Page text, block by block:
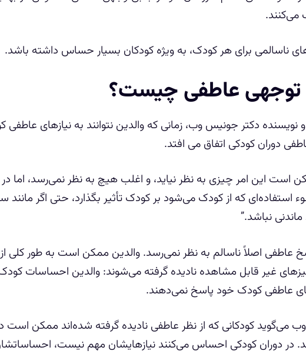
می‌کنند.
ناسالمی برای هر کودک، به ویژه کودکان بسیار حساس داشته باشد.
توجهی عاطفی چیست؟
نویسنده دکتر جونیس وب، زمانی که والدین نتوانند به نیازهای
دوران کودکی اتفاق می افتد.
این امر چیزی به نظر نیاید، و اغلب هیچ به نظر نمی‌رسد، اما در
استفاده‌ای که از کودک می‌شود بر کودک تأثیر بگذارد، حتی اگر مانند
نباشد.”
عاطفی اصلاً ناسالم به نظر نمی‌رسد. والدین ممکن است به طور کلی
غیر قابل مشاهده نادیده گرفته می‌شوند: والدین احساسات کودک
عاطفی کودک خود پاسخ نمی‌دهند.
وب می‌گوید کودکانی که از نظر عاطفی نادیده گرفته شده‌اند ممکن است
در دوران کودکی احساس می‌کنند نیازهایشان مهم نیست،